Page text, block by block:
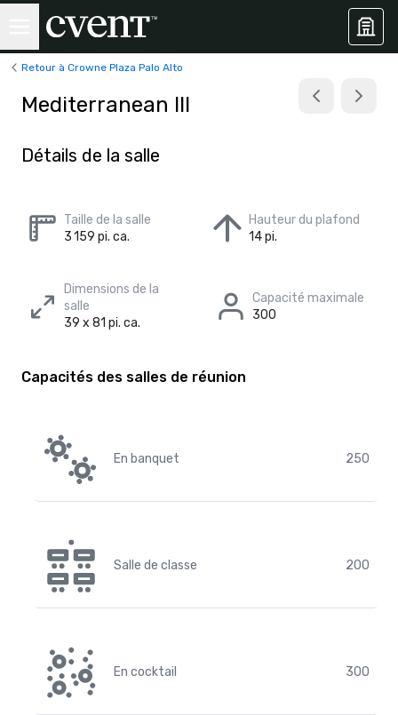
Retour à Crowne Plaza Palo Alto
Mediterranean III
Détails de la salle
Taille de la salle
3 159 pi. ca.
Hauteur du plafond
14 pi.
Dimensions de la
salle
39 x 81 pi. ca.
Capacité maximale
300
Capacités des salles de réunion
En banquet 250
Salle de classe 200
En cocktail 300